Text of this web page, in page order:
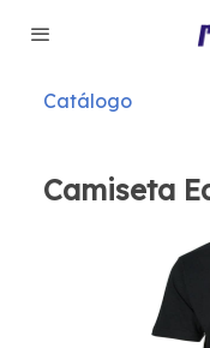
Catálogo
Camiseta